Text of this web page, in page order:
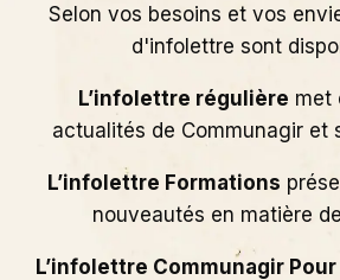
Selon vos besoins et vos
d'infolettre sont
L’infolettre régulière met
actualités de Communagir et
L’infolettre Formations
nouveautés en matière
L’infolettre Communagir